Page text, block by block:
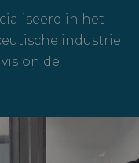
in het
industrie
de